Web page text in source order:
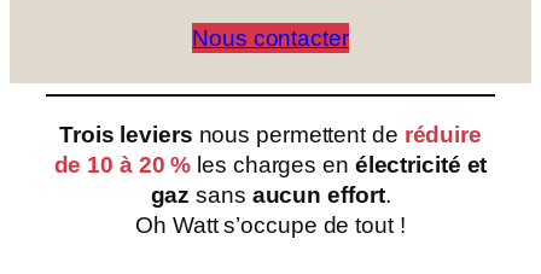
Nous contacter
Trois leviers nous permettent de réduire
de 10 à 20 % les charges en électricité et
gaz sans aucun effort.
Oh Watt s’occupe de tout !